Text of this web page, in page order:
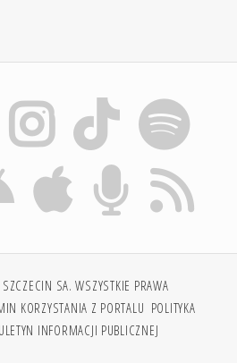
SA. WSZYSTKIE PRAWA
KORZYSTANIA Z PORTALU POLITYKA
INFORMACJI PUBLICZNEJ